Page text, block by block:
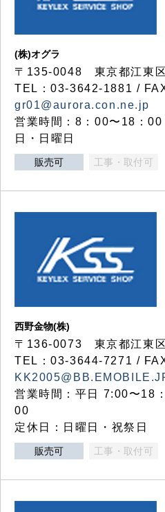
(株)オグラ
〒135-0048 東京都江東
TEL：03-3642-1881 /
gr01@aurora.con.ne.jp
営業時間：8：00〜18：
日・日曜日
販売可 工事・取付可
西野金物(株)
〒136-0073 東京都江東
TEL：03‐3644‐7271 /
営業時間：平日 7:00〜18
00
定休日：日曜日・祝祭日
販売可 工事・取付可